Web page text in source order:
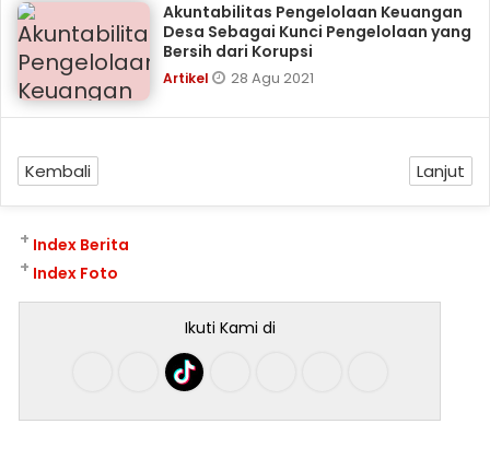
Akuntabilitas Pengelolaan Keuangan
Desa Sebagai Kunci Pengelolaan yang
Bersih dari Korupsi
Artikel 28 Agu 2021
Kembali Lanjut
Index Berita
+
Index Foto
+
Ikuti Kami di